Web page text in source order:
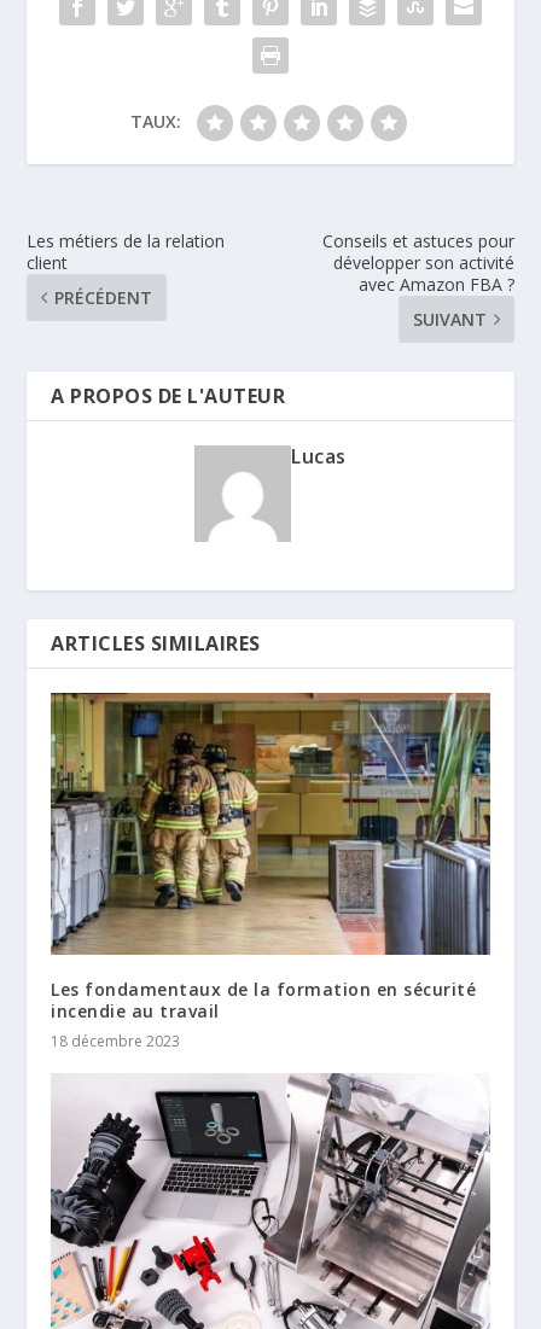
TAUX:
Les métiers de la relation
client
PRÉCÉDENT
Conseils et astuces pour
développer son activité
avec Amazon FBA ?
SUIVANT
A PROPOS DE L'AUTEUR
Lucas
ARTICLES SIMILAIRES
Les fondamentaux de la formation en sécurité
incendie au travail
18 décembre 2023